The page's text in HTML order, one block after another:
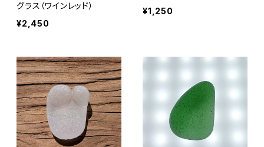
グラス（ワインレッド）
¥2,450
¥1,250